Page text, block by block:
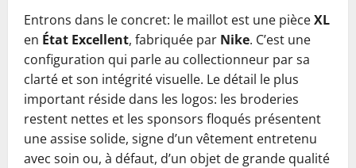
Entrons dans le concret: le maillot est une pièceXL
en État Excellent, fabriquée par Nike. C’est une
configuration qui parle au collectionneur par sa
clarté et son intégrité visuelle. Le détail le plus
important réside dans les logos: les broderies
restent nettes et les sponsors floqués présentent
une assise solide, signe d’un vêtement entretenu
avec soin ou, à défaut, d’un objet de grande qualité